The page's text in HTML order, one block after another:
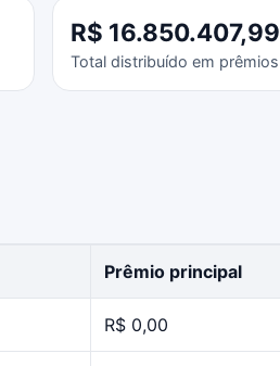
R$ 16.850.407,99
Total distribuído em prêmios
Prêmio principal
R$ 0,00